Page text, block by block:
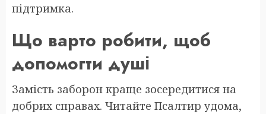
підтримка.
Що варто робити, щоб
допомогти душі
Замість заборон краще зосередитися на
добрих справах. Читайте Псалтир удома,